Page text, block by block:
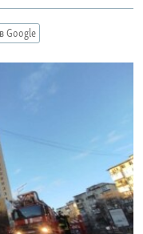
Google